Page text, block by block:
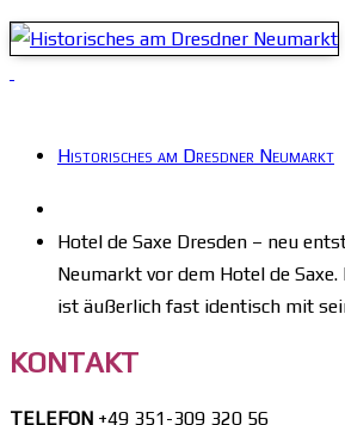
Historisches am Dresdner Neumarkt
Hotel de Saxe Dresden – neu
Neumarkt vor dem Hotel de
ist äußerlich fast identisch mit
KONTAKT
TELEFON +49 351-309 320 56